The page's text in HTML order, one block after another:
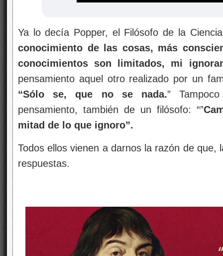
Ya lo decía Popper, el Filósofo de la
conocimiento de las cosas, más
conocimientos son limitados, mi
pensamiento aquel otro realizado por un
“Sólo se, que no se
nada.”
pensamiento, también de un filósofo: “”
mitad de lo que ignoro”.
Todos ellos vienen a darnos la razón de que,
respuestas.